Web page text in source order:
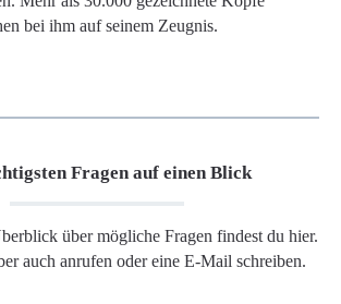
bei ihm auf seinem Zeugnis.
Fragen auf einen Blick
über mögliche Fragen findest du hier.
auch anrufen oder eine E-Mail schreiben.